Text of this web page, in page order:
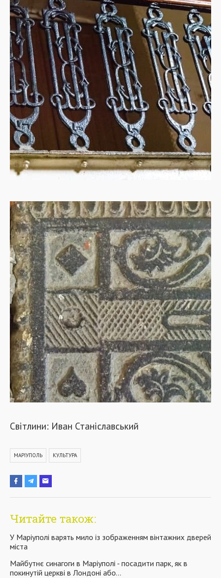
Світлини: Иван Станіславський
МАРІУПОЛЬ КУЛЬТУРА
Читайте також:
У Маріуполі варять мило із зображенням вінтажних дверей
міста
Майбутнє синагоги в Маріуполі - посадити парк, як в
покинутій церкві в Лондоні або…